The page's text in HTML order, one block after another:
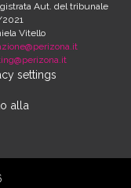
Aut. del tribunale
2021
Vitello
settings
alla